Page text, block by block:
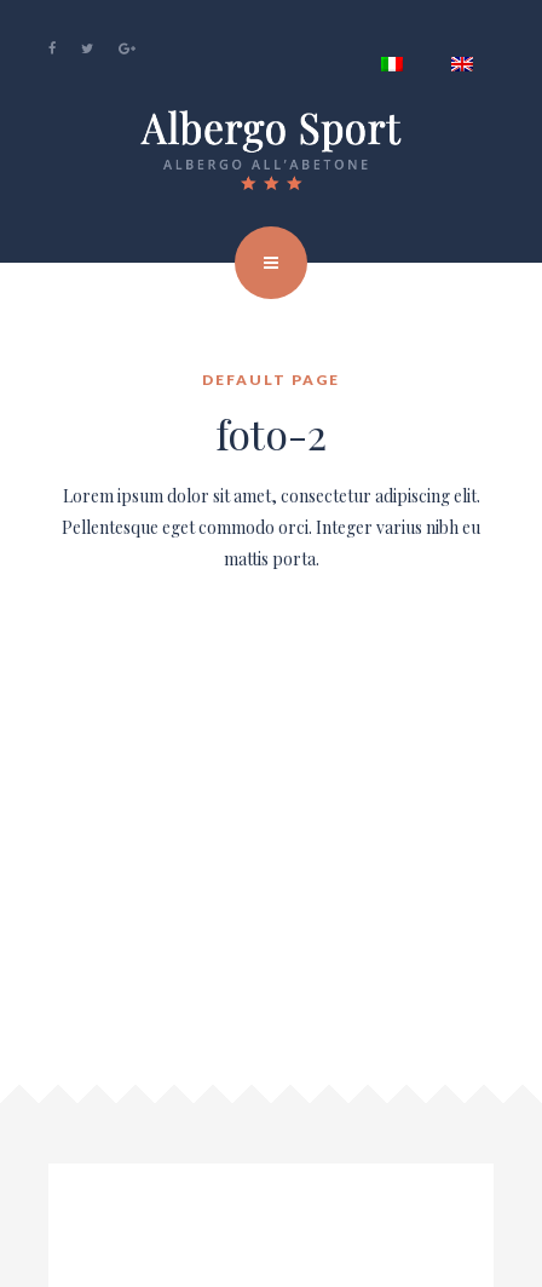
DEFAULT PAGE
foto-2
Lorem ipsum dolor sit amet, consectetur adipiscing elit.
Pellentesque eget commodo orci. Integer varius nibh eu
mattis porta.